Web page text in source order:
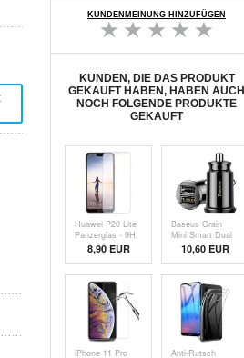
KUNDENMEINUNG HINZUFÜGEN
KUNDEN, DIE DAS PRODUKT
GEKAUFT HABEN, HABEN AUCH
NOCH FOLGENDE PRODUKTE
GEKAUFT
Huawei P20 Lite
Panzerglas - 9H,
0.3mm - Kristall
Klar
8,90 EUR
Baseus Grain
Mini Smart Dual
USB Kfz-
Ladegerät - 3.1A
- Schwarz
10,60 EUR
iPhone 11 Pro
Anti-Rutsch